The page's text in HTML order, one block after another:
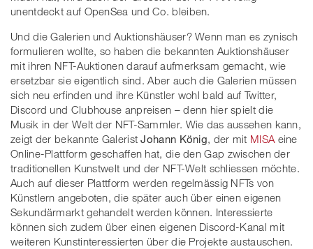
unentdeckt auf OpenSea und Co. bleiben.
Und die Galerien und Auktionshäuser? Wenn man es zynisch
formulieren wollte, so haben die bekannten Auktionshäuser
mit ihren NFT-Auktionen darauf aufmerksam gemacht, wie
ersetzbar sie eigentlich sind. Aber auch die Galerien müssen
sich neu erfinden und ihre Künstler wohl bald auf Twitter,
Discord und Clubhouse anpreisen – denn hier spielt die
Musik in der Welt der NFT-Sammler. Wie das aussehen kann,
zeigt der bekannte GaleristJohann König, der mit MISA eine
Online-Plattform geschaffen hat, die den Gap zwischen der
traditionellen Kunstwelt und der NFT-Welt schliessen möchte.
Auch auf dieser Plattform werden regelmässig NFTs von
Künstlern angeboten, die später auch über einen eigenen
Sekundärmarkt gehandelt werden können. Interessierte
können sich zudem über einen eigenen Discord-Kanal mit
weiteren Kunstinteressierten über die Projekte austauschen.